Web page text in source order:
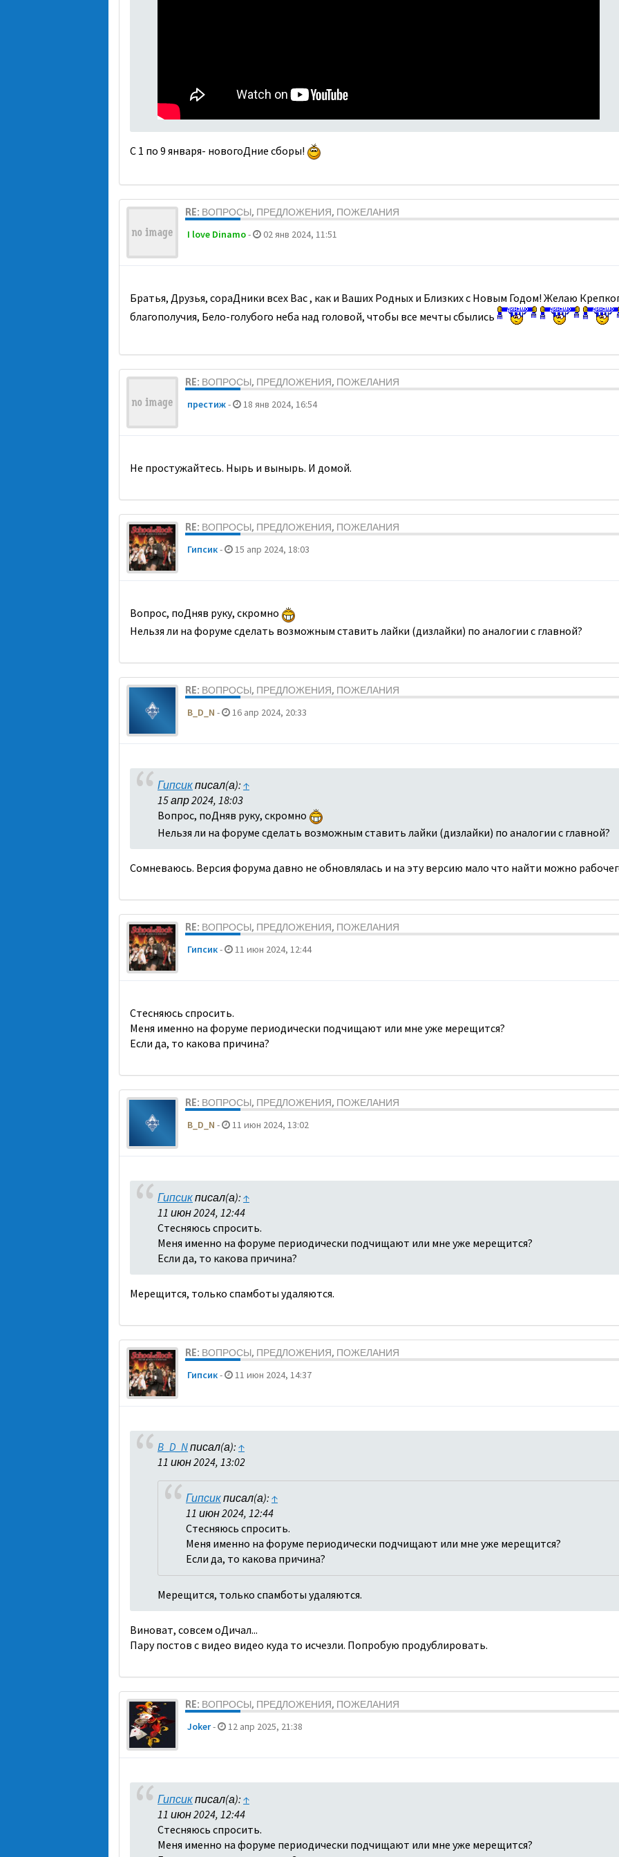
С 1 по 9 января- новогоДние сборы!
RE: ВОПРОСЫ, ПРЕДЛОЖЕНИЯ, ПОЖЕЛАНИЯ
I love Dinamo- 02 янв 2024, 11:51
Братья, Друзья, сораДники всех Вас , как и Ваших Родных и Близких с Новым Годом! Желаю
благополучия, Бело-голубого неба над головой, чтобы все мечты сбылись
RE: ВОПРОСЫ, ПРЕДЛОЖЕНИЯ, ПОЖЕЛАНИЯ
престиж- 18 янв 2024, 16:54
Не простужайтесь. Нырь и вынырь. И домой.
RE: ВОПРОСЫ, ПРЕДЛОЖЕНИЯ, ПОЖЕЛАНИЯ
Гипсик- 15 апр 2024, 18:03
Вопрос, поДняв руку, скромно
Нельзя ли на форуме сделать возможным ставить лайки (дизлайки) по аналогии с главной?
RE: ВОПРОСЫ, ПРЕДЛОЖЕНИЯ, ПОЖЕЛАНИЯ
B_D_N - 16 апр 2024, 20:33
Гипсикписал(а): ↑
15 апр 2024, 18:03
Вопрос, поДняв руку, скромно
Нельзя ли на форуме сделать возможным ставить лайки (дизлайки) по аналогии с главной?
Сомневаюсь. Версия форума давно не обновлялась и на эту версию мало что найти можно
RE: ВОПРОСЫ, ПРЕДЛОЖЕНИЯ, ПОЖЕЛАНИЯ
Гипсик- 11 июн 2024, 12:44
Стесняюсь спросить.
Меня именно на форуме периодически подчищают или мне уже мерещится?
Если да, то какова причина?
RE: ВОПРОСЫ, ПРЕДЛОЖЕНИЯ, ПОЖЕЛАНИЯ
B_D_N - 11 июн 2024, 13:02
Гипсикписал(а): ↑
11 июн 2024, 12:44
Стесняюсь спросить.
Меня именно на форуме периодически подчищают или мне уже мерещится?
Если да, то какова причина?
Мерещится, только спамботы удаляются.
RE: ВОПРОСЫ, ПРЕДЛОЖЕНИЯ, ПОЖЕЛАНИЯ
Гипсик- 11 июн 2024, 14:37
B_D_Nписал(а): ↑
11 июн 2024, 13:02
Гипсикписал(а): ↑
11 июн 2024, 12:44
Стесняюсь спросить.
Меня именно на форуме периодически подчищают или мне уже мерещится?
Если да, то какова причина?
Мерещится, только спамботы удаляются.
Виноват, совсем оДичал...
Пару постов с видео видео куда то исчезли. Попробую продублировать.
RE: ВОПРОСЫ, ПРЕДЛОЖЕНИЯ, ПОЖЕЛАНИЯ
Joker- 12 апр 2025, 21:38
Гипсикписал(а): ↑
11 июн 2024, 12:44
Стесняюсь спросить.
Меня именно на форуме периодически подчищают или мне уже мерещится?